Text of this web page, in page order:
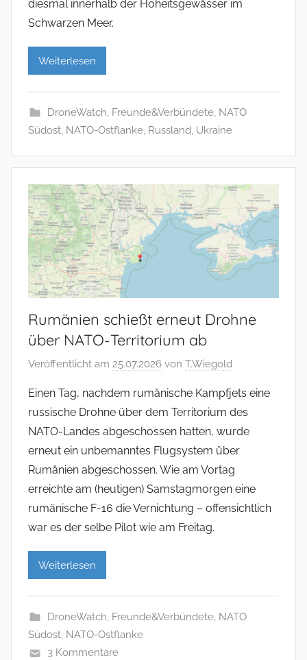
diesmal innerhalb der Hoheitsgewässer im
Schwarzen Meer.
Weiterlesen
DroneWatch, Freunde&Verbündete, NATO
Südost, NATO-Ostflanke, Russland, Ukraine
Rumänien schießt erneut Drohne
über NATO-Territorium ab
Veröffentlicht am 25.07.2026 von T.Wiegold
Einen Tag, nachdem rumänische Kampfjets eine
russische Drohne über dem Territorium des
NATO-Landes abgeschossen hatten, wurde
erneut ein unbemanntes Flugsystem über
Rumänien abgeschossen. Wie am Vortag
erreichte am (heutigen) Samstagmorgen eine
rumänische F-16 die Vernichtung – offensichtlich
war es der selbe Pilot wie am Freitag.
Weiterlesen
DroneWatch, Freunde&Verbündete, NATO
Südost, NATO-Ostflanke
3 Kommentare